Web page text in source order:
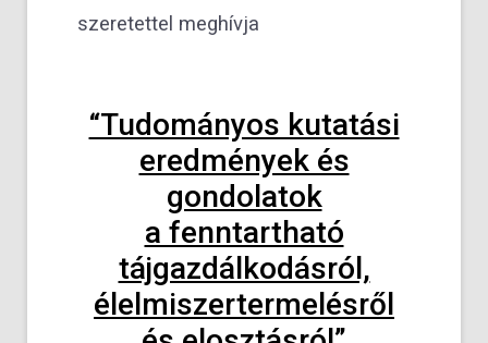
szeretettel meghívja
“Tudományos kutatási
eredmények és
gondolatok
a fenntartható
tájgazdálkodásról,
élelmiszertermelésről